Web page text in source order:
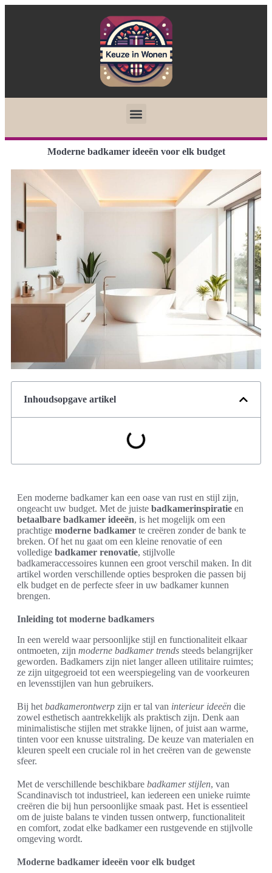
Moderne badkamer ideeën voor elk budget
Inhoudsopgave artikel
Een moderne badkamer kan een oase van rust en stijl zijn,
ongeacht uw budget. Met de juiste badkamerinspiratie en
betaalbare badkamer ideeën, is het mogelijk om een
prachtige moderne badkamer te creëren zonder de bank te
breken. Of het nu gaat om een kleine renovatie of een
volledige badkamer renovatie, stijlvolle
badkameraccessoires kunnen een groot verschil maken. In dit
artikel worden verschillende opties besproken die passen bij
elk budget en de perfecte sfeer in uw badkamer kunnen
brengen.
Inleiding tot moderne badkamers
In een wereld waar persoonlijke stijl en functionaliteit elkaar
ontmoeten, zijn moderne badkamer trends steeds belangrijker
geworden. Badkamers zijn niet langer alleen utilitaire ruimtes;
ze zijn uitgegroeid tot een weerspiegeling van de voorkeuren
en levensstijlen van hun gebruikers.
Bij het badkamerontwerp zijn er tal van interieur ideeën die
zowel esthetisch aantrekkelijk als praktisch zijn. Denk aan
minimalistische stijlen met strakke lijnen, of juist aan warme,
tinten voor een knusse uitstraling. De keuze van materialen en
kleuren speelt een cruciale rol in het creëren van de gewenste
sfeer.
Met de verschillende beschikbare badkamer stijlen, van
Scandinavisch tot industrieel, kan iedereen een unieke ruimte
creëren die bij hun persoonlijke smaak past. Het is essentieel
om de juiste balans te vinden tussen ontwerp, functionaliteit
en comfort, zodat elke badkamer een rustgevende en stijlvolle
omgeving wordt.
Moderne badkamer ideeën voor elk budget